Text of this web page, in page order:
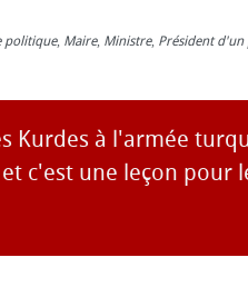
politique, Maire, Ministre, Président
Kurdes à l'armée
c'est une leçon pour